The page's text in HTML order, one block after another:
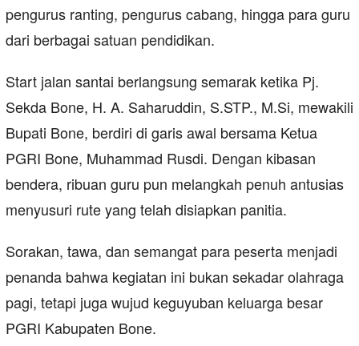
pengurus ranting, pengurus cabang, hingga para guru
dari berbagai satuan pendidikan.
Start jalan santai berlangsung semarak ketika Pj.
Sekda Bone, H. A. Saharuddin, S.STP., M.Si, mewakili
Bupati Bone, berdiri di garis awal bersama Ketua
PGRI Bone, Muhammad Rusdi. Dengan kibasan
bendera, ribuan guru pun melangkah penuh antusias
menyusuri rute yang telah disiapkan panitia.
Sorakan, tawa, dan semangat para peserta menjadi
penanda bahwa kegiatan ini bukan sekadar olahraga
pagi, tetapi juga wujud keguyuban keluarga besar
PGRI Kabupaten Bone.